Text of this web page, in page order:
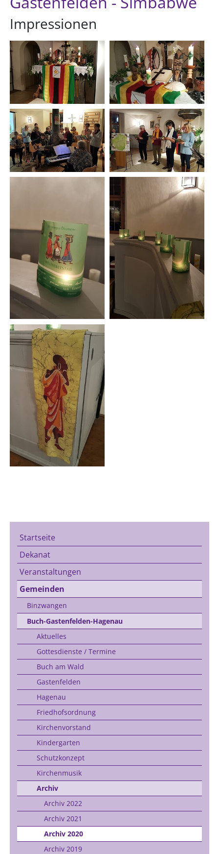
Impressionen
Startseite
Dekanat
Veranstaltungen
Gemeinden
Binzwangen
Buch-Gastenfelden-Hagenau
Aktuelles
Gottesdienste / Termine
Buch am Wald
Gastenfelden
Hagenau
Friedhofsordnung
Kirchenvorstand
Kindergarten
Schutzkonzept
Kirchenmusik
Archiv
Archiv 2022
Archiv 2021
Archiv 2020
Archiv 2019